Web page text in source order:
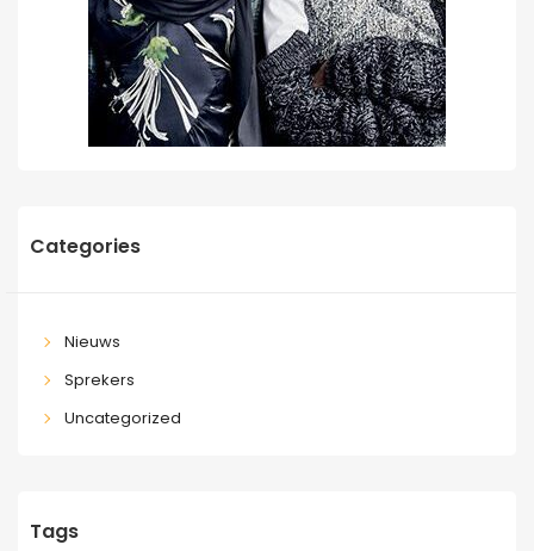
Categories
Nieuws
Sprekers
Uncategorized
Tags